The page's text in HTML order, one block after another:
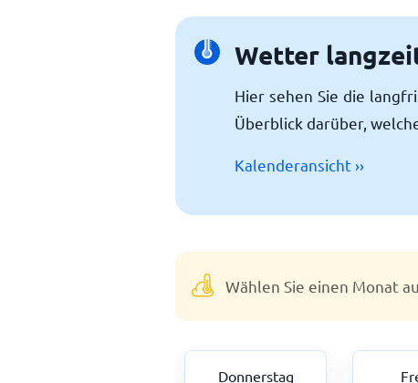
Wetter
Hier sehen Sie die
Überblick darüber,
Kalenderansicht ››
Wählen Sie einen Monat
Donnerstag